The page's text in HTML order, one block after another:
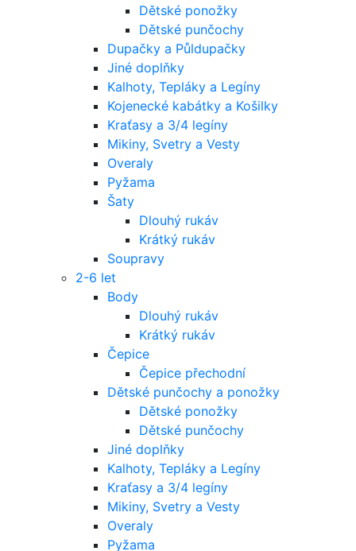
Dětské ponožky
Dětské punčochy
Dupačky a Půldupačky
Jiné doplňky
Kalhoty, Tepláky a Legíny
Kojenecké kabátky a Košilky
Kraťasy a 3/4 legíny
Mikiny, Svetry a Vesty
Overaly
Pyžama
Šaty
Dlouhý rukáv
Krátký rukáv
Soupravy
2-6 let
Body
Dlouhý rukáv
Krátký rukáv
Čepice
Čepice přechodní
Dětské punčochy a ponožky
Dětské ponožky
Dětské punčochy
Jiné doplňky
Kalhoty, Tepláky a Legíny
Kraťasy a 3/4 legíny
Mikiny, Svetry a Vesty
Overaly
Pyžama